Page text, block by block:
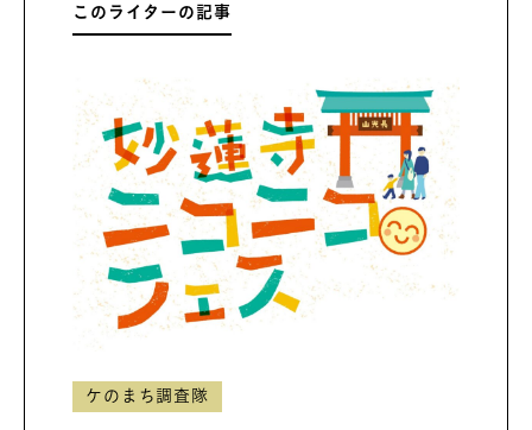
このライターの記事
ケのまち調査隊